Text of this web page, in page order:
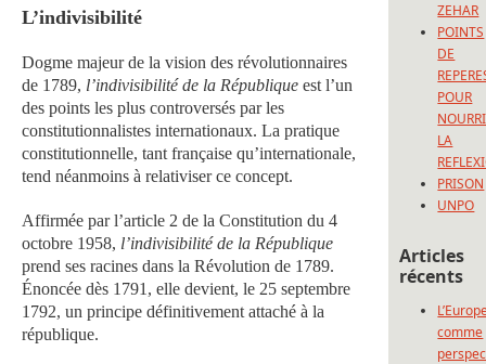
L’indivisibilité
Dogme majeur de la vision des révolutionnaires
de 1789, l’indivisibilité de la République est l’un
des points les plus controversés par les
constitutionnalistes internationaux. La pratique
constitutionnelle, tant française qu’internationale,
tend néanmoins à relativiser ce concept.
Affirmée par l’article 2 de la Constitution du 4
octobre 1958, l’indivisibilité de la République
prend ses racines dans la Révolution de 1789.
Énoncée dès 1791, elle devient, le 25 septembre
1792, un principe définitivement attaché à la
république.
ZEHAR
POINTS
DE
POUR
LA
PRISON
UNPO
Articles
récents
comme